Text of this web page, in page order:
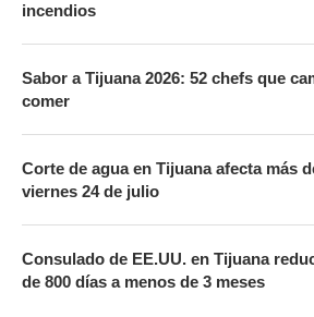
incendios
Sabor a Tijuana 2026: 52 chefs que
comer
Corte de agua en Tijuana afecta más
viernes 24 de julio
Consulado de EE.UU. en Tijuana
de 800 días a menos de 3 meses